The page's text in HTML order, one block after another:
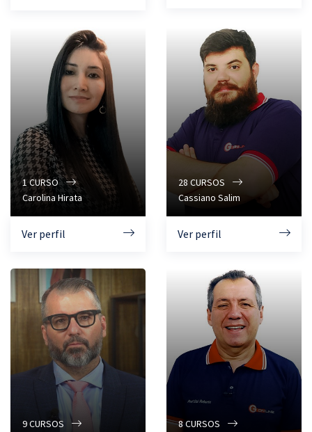
1CURSO
Carolina Hirata
Ver perfil
28 CURSOS
Cassiano Salim
Ver perfil
9CURSOS
8CURSOS